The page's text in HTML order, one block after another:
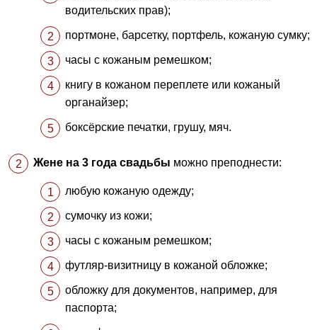
водительских прав);
портмоне, барсетку, портфель, кожаную сумку;
часы с кожаным ремешком;
книгу в кожаном переплете или кожаный
органайзер;
боксёрские печатки, грушу, мяч.
Жене на 3 года свадьбы можно преподнести:
любую кожаную одежду;
сумочку из кожи;
часы с кожаным ремешком;
футляр-визитницу в кожаной обложке;
обложку для документов, например, для
паспорта;